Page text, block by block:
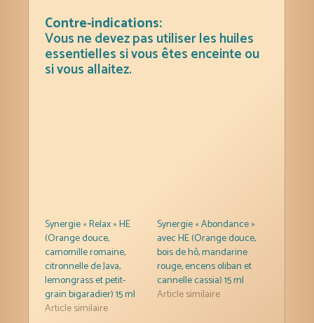
Contre-indications:
Vous ne devez pas utiliser les huiles
essentielles si vous êtes enceinte ou
si vous allaitez.
Synergie « Relax » HE
(Orange douce,
camomille romaine,
citronnelle de Java,
lemongrass et petit-
grain bigaradier) 15 ml
Article similaire
Synergie « Abondance »
avec HE (Orange douce,
bois de hô, mandarine
rouge, encens oliban et
cannelle cassia) 15 ml
Article similaire